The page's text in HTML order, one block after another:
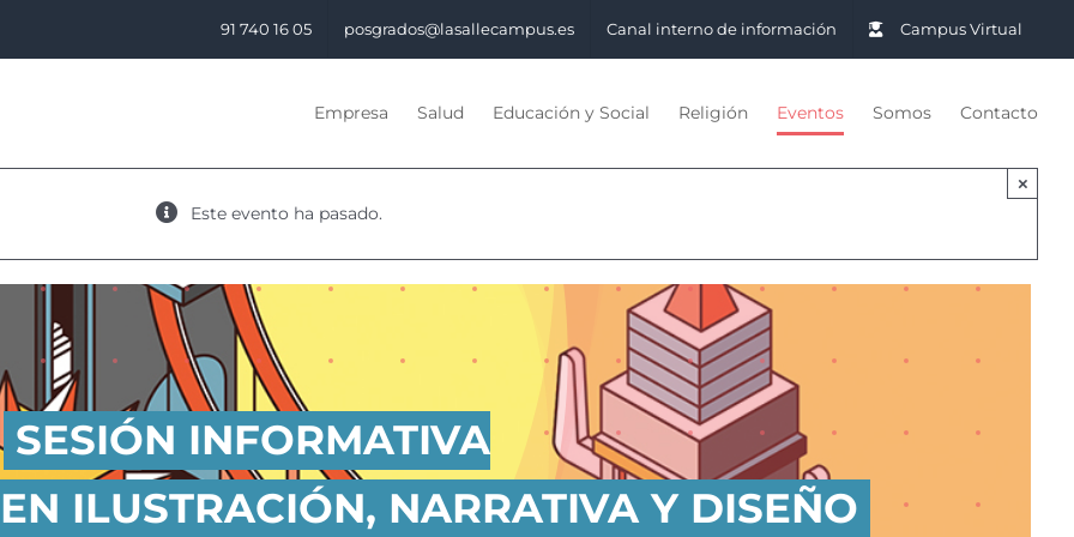
91 740 16 05 posgrados@lasallecampus.es Canal interno de información Campus Virtual
Empresa Salud Educación y Social Religión Eventos Somos Contacto
Este evento ha pasado.
×
SESIÓN INFORMATIVA
ILUSTRACIÓN, NARRATIVA Y DISEÑO